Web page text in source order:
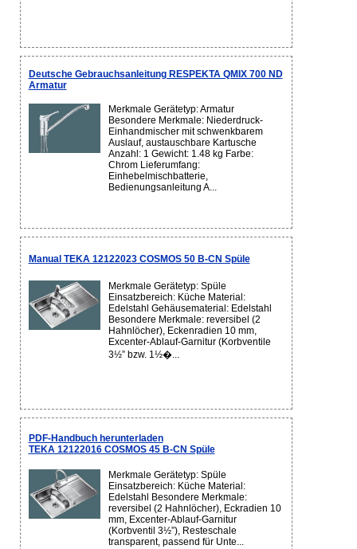
Deutsche Gebrauchsanleitung RESPEKTA QMIX 700 ND
Armatur
Merkmale Gerätetyp: Armatur
Besondere Merkmale: Niederdruck-
Einhandmischer mit schwenkbarem
Auslauf, austauschbare Kartusche
Anzahl: 1 Gewicht: 1.48 kg Farbe:
Chrom Lieferumfang:
Einhebelmischbatterie,
Bedienungsanleitung A...
Manual TEKA 12122023 COSMOS 50 B-CN Spüle
Merkmale Gerätetyp: Spüle
Einsatzbereich: Küche Material:
Edelstahl Gehäusematerial: Edelstahl
Besondere Merkmale: reversibel (2
Hahnlöcher), Eckenradien 10 mm,
Excenter-Ablauf-Garnitur (Korbventile
3½” bzw. 1½�...
PDF-Handbuch herunterladen
TEKA 12122016 COSMOS 45 B-CN Spüle
Merkmale Gerätetyp: Spüle
Einsatzbereich: Küche Material:
Edelstahl Besondere Merkmale:
reversibel (2 Hahnlöcher), Eckradien 10
mm, Excenter-Ablauf-Garnitur
(Korbventil 3½”), Resteschale
transparent, passend für Unte...